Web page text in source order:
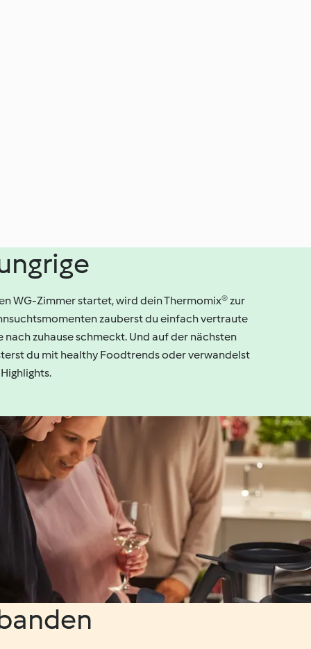
WG-Zimmer startet, wird dein Thermomix® zur
zauberst du einfach vertraute
nach zuhause schmeckt. Und auf der nächsten
du mit healthy Foodtrends oder verwandelst